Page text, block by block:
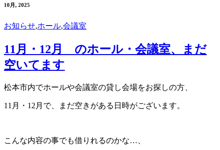
10月, 2025
お知らせ,ホール,会議室
11月・12月 のホール・会議室、まだ
空いてます
松本市内でホールや会議室の貸し会場をお探しの方、
11月・12月で、まだ空きがある日時がございます。
こんな内容の事でも借りれるのかな…、